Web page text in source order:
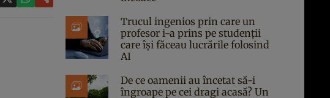
Trucul ingenios prin care un
profesor i-a prins pe studenții
care își făceau lucrările folosind
AI
De ce oamenii au încetat să-i
îngroape pe cei dragi acasă? Un